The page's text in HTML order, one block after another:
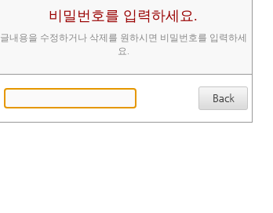
비밀번호를 입력하세요.
글내용을 수정하거나 삭제를 원하시면 비밀번호를 입력하세
요.